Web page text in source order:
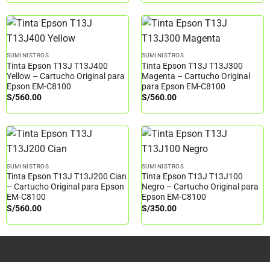
SUMINISTROS
Tinta Epson T13J T13J400
Yellow – Cartucho Original para
Epson EM-C8100
S/560.00
SUMINISTROS
Tinta Epson T13J T13J300
Magenta – Cartucho Original
para Epson EM-C8100
S/560.00
SUMINISTROS
Tinta Epson T13J T13J200 Cian
– Cartucho Original para Epson
EM-C8100
S/560.00
SUMINISTROS
Tinta Epson T13J T13J100
Negro – Cartucho Original para
Epson EM-C8100
S/350.00